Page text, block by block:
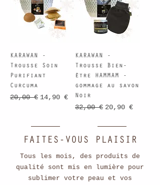
KARAWAN -
Trousse Soin
Purifiant
Curcuma
Prix original
20,00 € Prix promotionnel
14,90 €
KARAWAN -
Trousse Bien-
être HAMMAM -
gommage au savon
Noir
Prix original
32,00 € Prix
20,90 €
FAITES-VOUS PLAISIR
Tous les mois, des produits de
qualité sont mis en lumière pour
sublimer votre peau et vos